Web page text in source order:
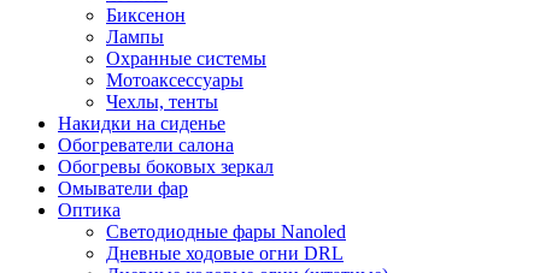
Биксенон
Лампы
Охранные системы
Мотоаксессуары
Чехлы, тенты
Накидки на сиденье
Обогреватели салона
Обогревы боковых зеркал
Омыватели фар
Оптика
Светодиодные фары Nanoled
Дневные ходовые огни DRL